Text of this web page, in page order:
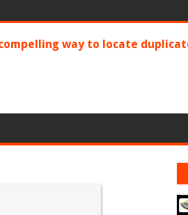
way to locate